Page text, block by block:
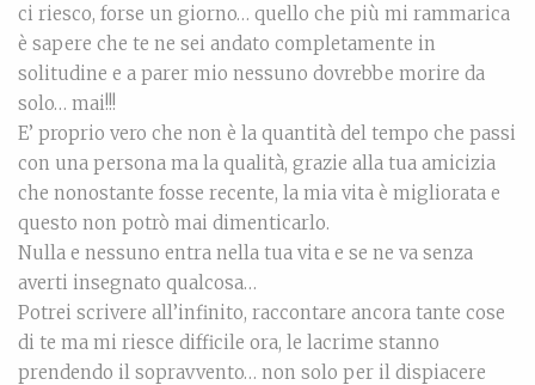
ci riesco, forse un giorno… quello che più mi rammarica
è sapere che te ne sei andato completamente in
solitudine e a parer mio nessuno dovrebbe morire da
solo… mai!!!
E’ proprio vero che non è la quantità del tempo che passi
con una persona ma la qualità, grazie alla tua amicizia
che nonostante fosse recente, la mia vita è migliorata e
questo non potrò mai dimenticarlo.
Nulla e nessuno entra nella tua vita e se ne va senza
averti insegnato qualcosa…
Potrei scrivere all’infinito, raccontare ancora tante cose
di te ma mi riesce difficile ora, le lacrime stanno
prendendo il sopravvento… non solo per il dispiacere